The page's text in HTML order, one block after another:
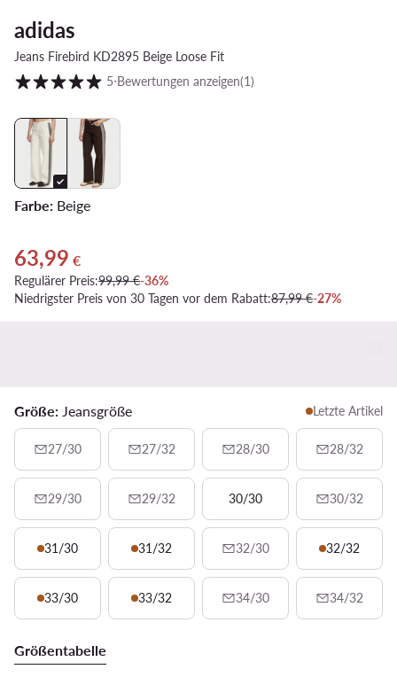
adidas
Jeans Firebird KD2895 Beige Loose Fit
Kundenbewertung auf Skala von 1 bis 5
5⋅Bewertungen anzeigen(1)
Farbe: Beige
Aktueller Preis 63,99 €
63,99 €
Regulärer Preis:99,99 €-36%
Niedrigster Preis von 30 Tagen vor dem Rabatt:87,99 €-27%
Größe: Jeansgröße Letzte Artikel
27/30 27/32 28/30 28/32
29/30 29/32 30/30 30/32
31/30 31/32 32/30 32/32
33/30 33/32 34/30 34/32
Größentabelle